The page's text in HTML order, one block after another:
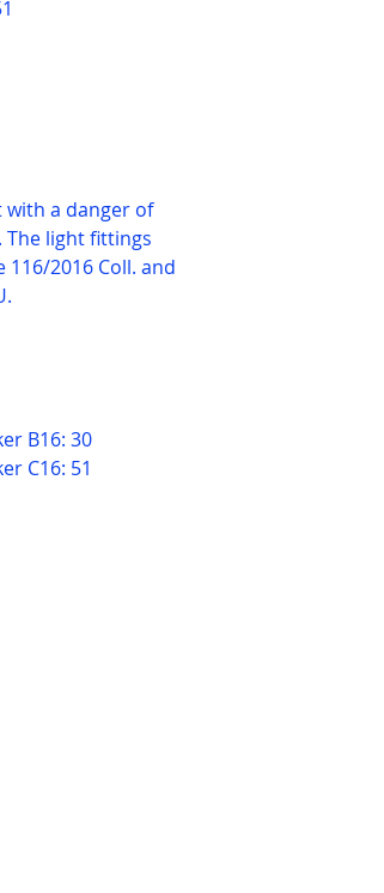
a danger of
The light fittings
2016 Coll. and
B16: 30
C16: 51